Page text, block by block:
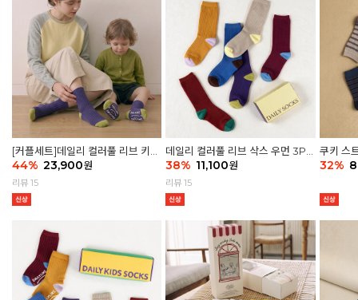
[커플세트]데일리 컬러풀 리브 키즈
6P & 우먼3P 삭스세트
44% 23,900원
리뷰 15
데일리 컬러풀 리브 삭스 우먼 3P
세트
38% 11,100원
리뷰 15
쿠키 스
32%